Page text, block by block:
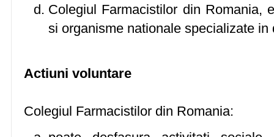
Colegiul Farmacistilor din Romania,
si organisme nationale specializate
Actiuni voluntare
Colegiul Farmacistilor din Romania: